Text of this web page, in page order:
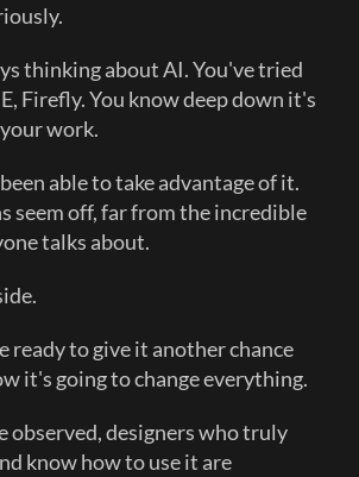
thinking about AI. You've tried
Firefly. You know deep down it's
work.
able to take advantage of it.
seem off, far from the incredible
talks about.
ready to give it another chance
it's going to change everything.
observed, designers who truly
know how to use it are